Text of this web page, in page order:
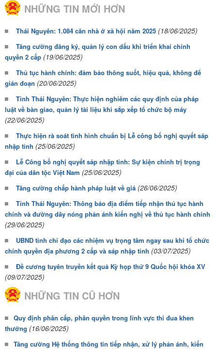
NHỮNG TIN MỚI HƠN
Thái Nguyên: 1.084 căn nhà ở xã hội năm 2025 (18/06/2025)
Tăng cường đăng ký, quản lý con dấu khi triển khai chính
quyền 2 cấp (19/06/2025)
Thủ tục hành chính: đảm bảo thông suốt, hiệu quả, không để
gián đoạn (20/06/2025)
Tỉnh Thái Nguyên: Thực hiện nghiêm các quy định của pháp
luật về bàn giao, quản lý tài liệu khi sắp xếp tổ chức bộ máy
(22/06/2025)
Thực hiện rà soát tình hình chuẩn bị Lễ công bố nghị quyết sáp
nhập tỉnh (25/06/2025)
Lễ Công bố nghị quyết sáp nhập tỉnh: Sự kiện chính trị trọng
đại của dân tộc Việt Nam (25/06/2025)
Tăng cường chấp hành pháp luật về giá (26/06/2025)
Tỉnh Thái Nguyên: Thông báo địa điểm tiếp nhận thủ tục hành
chính và đường dây nóng phản ánh kiến nghị về thủ tục hành chính
(29/06/2025)
UBND tỉnh chỉ đạo các nhiệm vụ trọng tâm ngay sau khi tổ chức
chính quyền địa phương 2 cấp và sáp nhập tỉnh (03/07/2025)
Đề cương tuyên truyền kết quả Kỳ họp thứ 9 Quốc hội khóa XV
(09/07/2025)
NHỮNG TIN CŨ HƠN
Quy định phân cấp, phân quyền trong lĩnh vực thi đua khen
thưởng (16/06/2025)
Tăng cường Hệ thống thông tin tiếp nhận, xử lý phản ánh, kiến